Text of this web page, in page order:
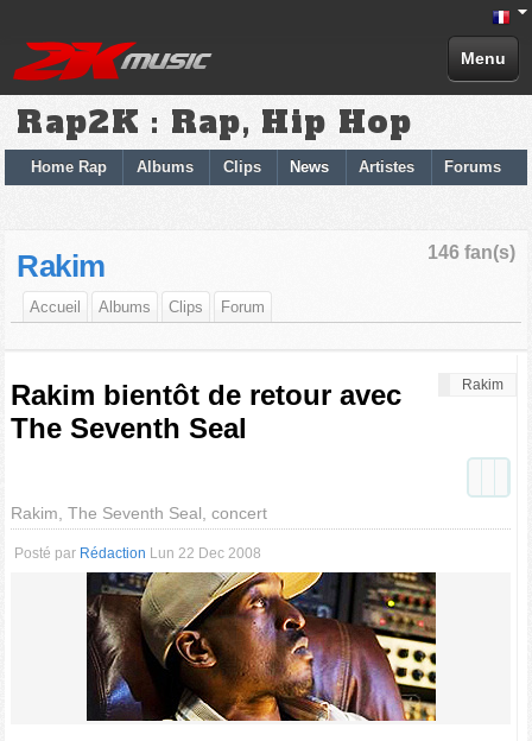
Menu
Rap2K : Rap, Hip Hop
Home Rap Albums Clips News Artistes Forums
146 fan(s)
Rakim
Accueil Albums Clips Forum
Rakim
Rakim bientôt de retour avec
The Seventh Seal
Rakim, The Seventh Seal, concert
Posté par Rédaction Lun 22 Dec 2008